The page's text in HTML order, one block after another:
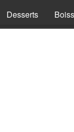
Desserts